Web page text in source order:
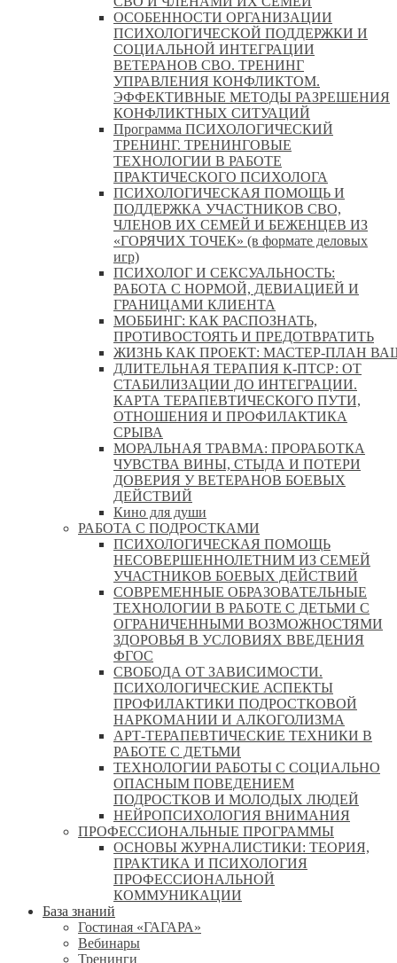
ОСОБЕННОСТИ ОРГАНИЗАЦИИ
ПСИХОЛОГИЧЕСКОЙ ПОДДЕРЖКИ И
СОЦИАЛЬНОЙ ИНТЕГРАЦИИ
ВЕТЕРАНОВ СВО. ТРЕНИНГ
УПРАВЛЕНИЯ КОНФЛИКТОМ.
ЭФФЕКТИВНЫЕ МЕТОДЫ РАЗРЕШЕНИЯ
КОНФЛИКТНЫХ СИТУАЦИЙ
Программа ПСИХОЛОГИЧЕСКИЙ
ТРЕНИНГ. ТРЕНИНГОВЫЕ
ТЕХНОЛОГИИ В РАБОТЕ
ПРАКТИЧЕСКОГО ПСИХОЛОГА
ПСИХОЛОГИЧЕСКАЯ ПОМОЩЬ И
ПОДДЕРЖКА УЧАСТНИКОВ СВО,
ЧЛЕНОВ ИХ СЕМЕЙ И БЕЖЕНЦЕВ ИЗ
«ГОРЯЧИХ ТОЧЕК» (в формате деловых
игр)
ПСИХОЛОГ И СЕКСУАЛЬНОСТЬ:
РАБОТА С НОРМОЙ, ДЕВИАЦИЕЙ И
ГРАНИЦАМИ КЛИЕНТА
МОББИНГ: КАК РАСПОЗНАТЬ,
ПРОТИВОСТОЯТЬ И ПРЕДОТВРАТИТЬ
ЖИЗНЬ КАК ПРОЕКТ: МАСТЕР‑ПЛАН
ДЛИТЕЛЬНАЯ ТЕРАПИЯ К-ПТСР: ОТ
СТАБИЛИЗАЦИИ ДО ИНТЕГРАЦИИ.
КАРТА ТЕРАПЕВТИЧЕСКОГО ПУТИ,
ОТНОШЕНИЯ И ПРОФИЛАКТИКА
СРЫВА
МОРАЛЬНАЯ ТРАВМА: ПРОРАБОТКА
ЧУВСТВА ВИНЫ, СТЫДА И ПОТЕРИ
ДОВЕРИЯ У ВЕТЕРАНОВ БОЕВЫХ
ДЕЙСТВИЙ
Кино для души
РАБОТА С ПОДРОСТКАМИ
ПСИХОЛОГИЧЕСКАЯ ПОМОЩЬ
НЕСОВЕРШЕННОЛЕТНИМ ИЗ СЕМЕЙ
УЧАСТНИКОВ БОЕВЫХ ДЕЙСТВИЙ
СОВРЕМЕННЫЕ ОБРАЗОВАТЕЛЬНЫЕ
ТЕХНОЛОГИИ В РАБОТЕ С ДЕТЬМИ С
ОГРАНИЧЕННЫМИ ВОЗМОЖНОСТЯМИ
ЗДОРОВЬЯ В УСЛОВИЯХ ВВЕДЕНИЯ
ФГОС
СВОБОДА ОТ ЗАВИСИМОСТИ.
ПСИХОЛОГИЧЕСКИЕ АСПЕКТЫ
ПРОФИЛАКТИКИ ПОДРОСТКОВОЙ
НАРКОМАНИИ И АЛКОГОЛИЗМА
АРТ-ТЕРАПЕВТИЧЕСКИЕ ТЕХНИКИ В
РАБОТЕ С ДЕТЬМИ
ТЕХНОЛОГИИ РАБОТЫ С СОЦИАЛЬНО
ОПАСНЫМ ПОВЕДЕНИЕМ
ПОДРОСТКОВ И МОЛОДЫХ ЛЮДЕЙ
НЕЙРОПСИХОЛОГИЯ ВНИМАНИЯ
ПРОФЕССИОНАЛЬНЫЕ ПРОГРАММЫ
ОСНОВЫ ЖУРНАЛИСТИКИ: ТЕОРИЯ,
ПРАКТИКА И ПСИХОЛОГИЯ
ПРОФЕССИОНАЛЬНОЙ
КОММУНИКАЦИИ
База знаний
Гостиная «ГАГАРА»
Вебинары
Тренинги